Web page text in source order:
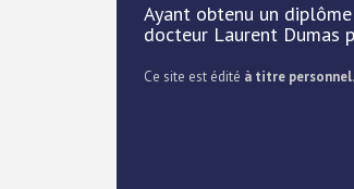
Ayant obtenu un
docteur Laurent Dumas
Ce site est édité à titre personnel.